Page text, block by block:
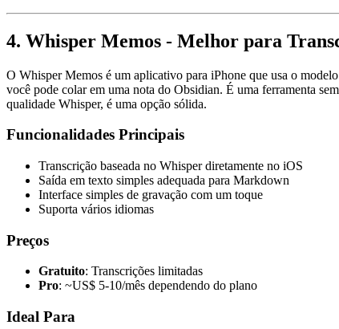
4. Whisper Memos - Melhor para
O Whisper Memos é um aplicativo para iPhone que usa o
você pode colar em uma nota do Obsidian. É uma ferramenta
qualidade Whisper, é uma opção sólida.
Funcionalidades Principais
Transcrição baseada no Whisper diretamente no iOS
Saída em texto simples adequada para Markdown
Interface simples de gravação com um toque
Suporta vários idiomas
Preços
Gratuito: Transcrições limitadas
Pro: ~US$ 5-10/mês dependendo do plano
Ideal Para